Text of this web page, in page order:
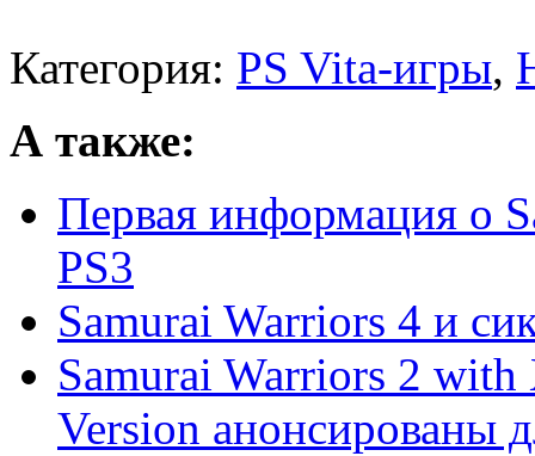
Категория: PS Vita-игры,
А также:
Первая информация о
PS3
Samurai Warriors 4 и
Samurai Warriors 2
Version анонсированы